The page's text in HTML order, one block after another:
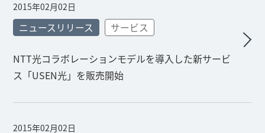
2015年02月02日
ニュースリリース サービス
NTT光コラボレーションモデルを導入した新サービ
ス「USEN光」を販売開始
2015年02月02日